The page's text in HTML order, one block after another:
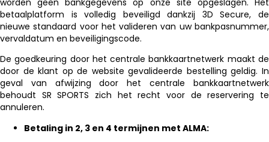
worden geen bankgegevens op onze site opgeslagen. Het
betaalplatform is volledig beveiligd dankzij 3D Secure, de
nieuwe standaard voor het valideren van uw bankpasnummer,
vervaldatum en beveiligingscode.
De goedkeuring door het centrale bankkaartnetwerk maakt de
door de klant op de website gevalideerde bestelling geldig. In
geval van afwijzing door het centrale bankkaartnetwerk
behoudt SR SPORTS zich het recht voor de reservering te
annuleren.
Betaling in 2, 3 en 4 termijnen met ALMA: